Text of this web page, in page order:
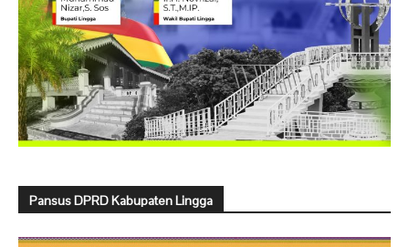
Pansus DPRD Kabupaten Lingga